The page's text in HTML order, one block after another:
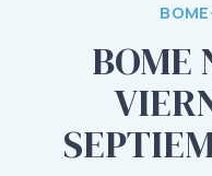
BOME